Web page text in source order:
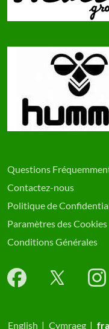
Questions
Contactez-nous
Politique de
Paramètres des Cookies
Conditions Générales
English | Cymraeg|